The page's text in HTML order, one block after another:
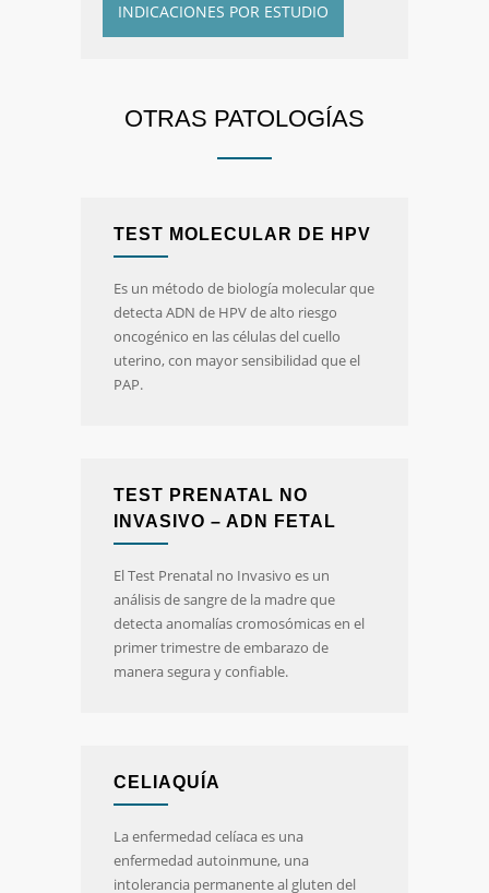
INDICACIONES POR ESTUDIO
OTRAS PATOLOGÍAS
TEST MOLECULAR DE HPV
Es un método de biología molecular que
detecta ADN de HPV de alto riesgo
oncogénico en las células del cuello
uterino, con mayor sensibilidad que el
PAP.
TEST PRENATAL NO
INVASIVO – ADN FETAL
El Test Prenatal no Invasivo es un
análisis de sangre de la madre que
detecta anomalías cromosómicas en el
primer trimestre de embarazo de
manera segura y confiable.
CELIAQUÍA
La enfermedad celíaca es una
enfermedad autoinmune, una
intolerancia permanente al gluten del